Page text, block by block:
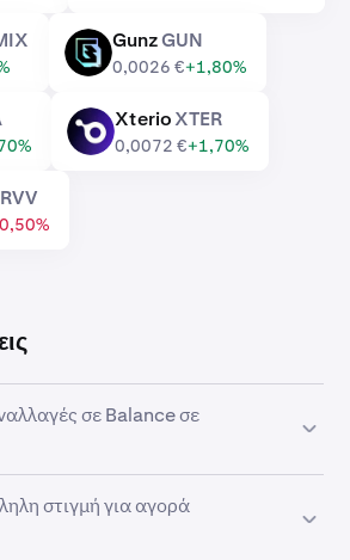
GUN GunzGUN
0,0026 €+1,80%
XTER XterioXTER
0,0072 €+1,70%
RVV
σε Balance σε
για να αγοράσετε αυτόματα
στιγμή για αγορά